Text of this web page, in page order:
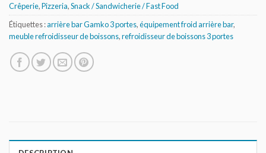
Crêperie,Pizzeria,Snack / Sandwicherie / Fast Food
Étiquettes :arrière bar Gamko 3 portes,équipement froid arrière bar,
meuble refroidisseur de boissons,refroidisseur de boissons 3 portes